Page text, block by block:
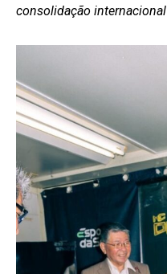
consolidação internacional